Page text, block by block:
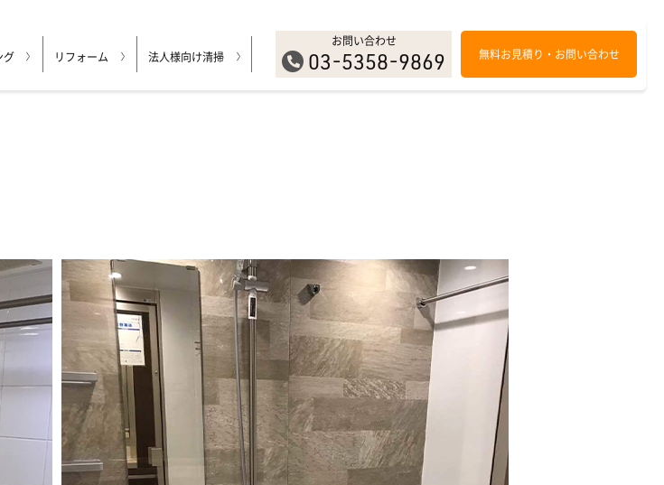
グ リフォーム 法人様向け清掃
お問い合わせ
03-5358-9869 無料お見積り・お問い合わせ